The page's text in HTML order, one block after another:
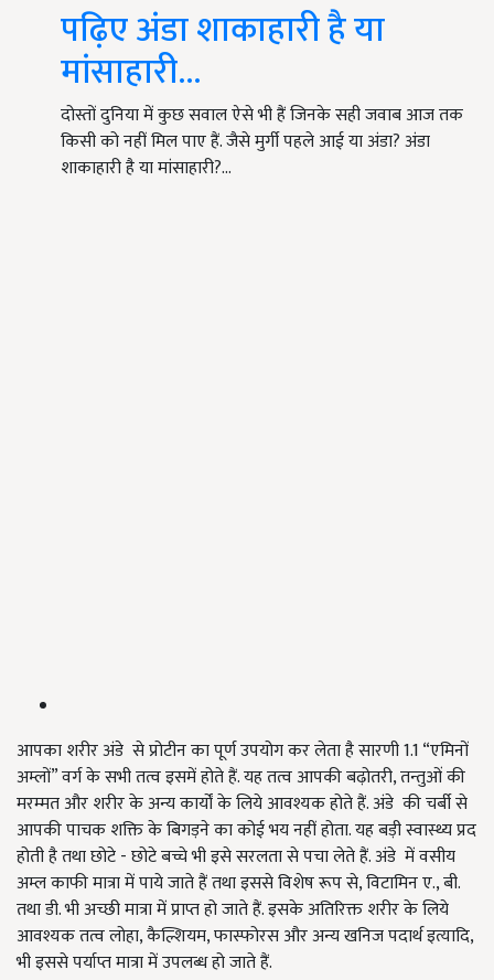
पढ़िए अंडा शाकाहारी है या
मांसाहारी...
दोस्तों दुनिया में कुछ सवाल ऐसे भी हैं जिनके सही जवाब आज तक
किसी को नहीं मिल पाए हैं. जैसे मुर्गी पहले आई या अंडा? अंडा
शाकाहारी है या मांसाहारी?…
आपका शरीर अंडे से प्रोटीन का पूर्ण उपयोग कर लेता है सारणी 1.1 “एमिनों
अम्लों” वर्ग के सभी तत्व इसमें होते हैं. यह तत्व आपकी बढ़ोतरी, तन्तुओं की
मरम्मत और शरीर के अन्य कार्यों के लिये आवश्यक होते हैं. अंडे की चर्बी से
आपकी पाचक शक्ति के बिगड़ने का कोई भय नहीं होता. यह बड़ी स्वास्थ्य प्रद
होती है तथा छोटे - छोटे बच्चे भी इसे सरलता से पचा लेते हैं. अंडे में वसीय
अम्ल काफी मात्रा में पाये जाते हैं तथा इससे विशेष रूप से, विटामिन ए., बी.
तथा डी. भी अच्छी मात्रा में प्राप्त हो जाते हैं. इसके अतिरिक्त शरीर के लिये
आवश्यक तत्व लोहा, कैल्शियम, फास्फोरस और अन्य खनिज पदार्थ इत्यादि,
भी इससे पर्याप्त मात्रा में उपलब्ध हो जाते हैं.